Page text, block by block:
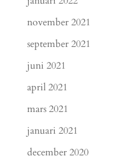
november 2021
september 2021
juni 2021
april 2021
mars 2021
januari 2021
december 2020